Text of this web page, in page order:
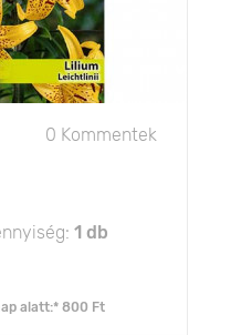
0 Kommentek
1 db
alatt:* 800 Ft